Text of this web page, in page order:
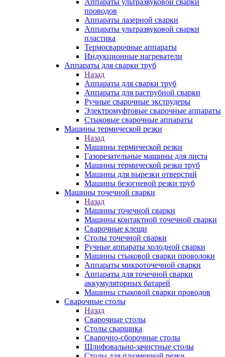
Аппараты ультразвуковой сварки
проводов
Аппараты лазерной сварки
Аппараты ультразвуковой сварки
пластика
Термосварочные аппараты
Индукционные нагреватели
Аппараты для сварки труб
Назад
Аппараты для сварки труб
Аппараты для раструбной сварки
Ручные сварочные экструдеры
Электромуфтовые сварочные аппараты
Стыковые сварочные аппараты
Машины термической резки
Назад
Машины термической резки
Газорезательные машины для листа
Машины термической резки труб
Машины для вырезки отверстий
Машины безогневой резки труб
Машины точечной сварки
Назад
Машины точечной сварки
Машины контактной точечной сварки
Сварочные клещи
Столы точечной сварки
Ручные аппараты холодной сварки
Машины стыковой сварки проволоки
Аппараты микроточечной сварки
Аппараты для точечной сварки
аккумуляторных батарей
Машины стыковой сварки проводов
Сварочные столы
Назад
Сварочные столы
Столы сварщика
Сварочно-сборочные столы
Шлифовально-зачистные столы